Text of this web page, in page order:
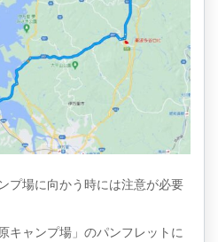
プ場に向かう時には注意が必要
キャンプ場」のパンフレットに